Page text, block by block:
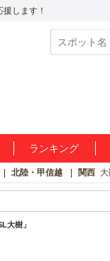
します！
ランキング
北陸・甲信越 関西 大
大樹」